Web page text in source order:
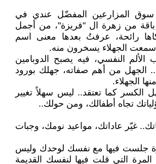
المزارعين المفضّل عندي في
باقة من زهرة ال "فريزة"، من أجمل
رائحة، عرفتُ بعدها معنى اسم
سمعت الجهلاء يسخرون منه.
الألم النفسي، فيه يصبح الدوبامين
الجهل من أهم صفاته، جهلك بورود
الجهلاء.
الكسر كما تعتقد.. ليس سهلاً تغيير
تجاه أطفالك، ومن حولك..
غيّر عاداتك، مواعيد نومك، وجبات
جلست فيها مع نفسك لوحدك وليس
التي قلت فيها لنفسك القديمة